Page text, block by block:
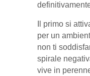
Il primo si
per un
non ti
spirale
vive in